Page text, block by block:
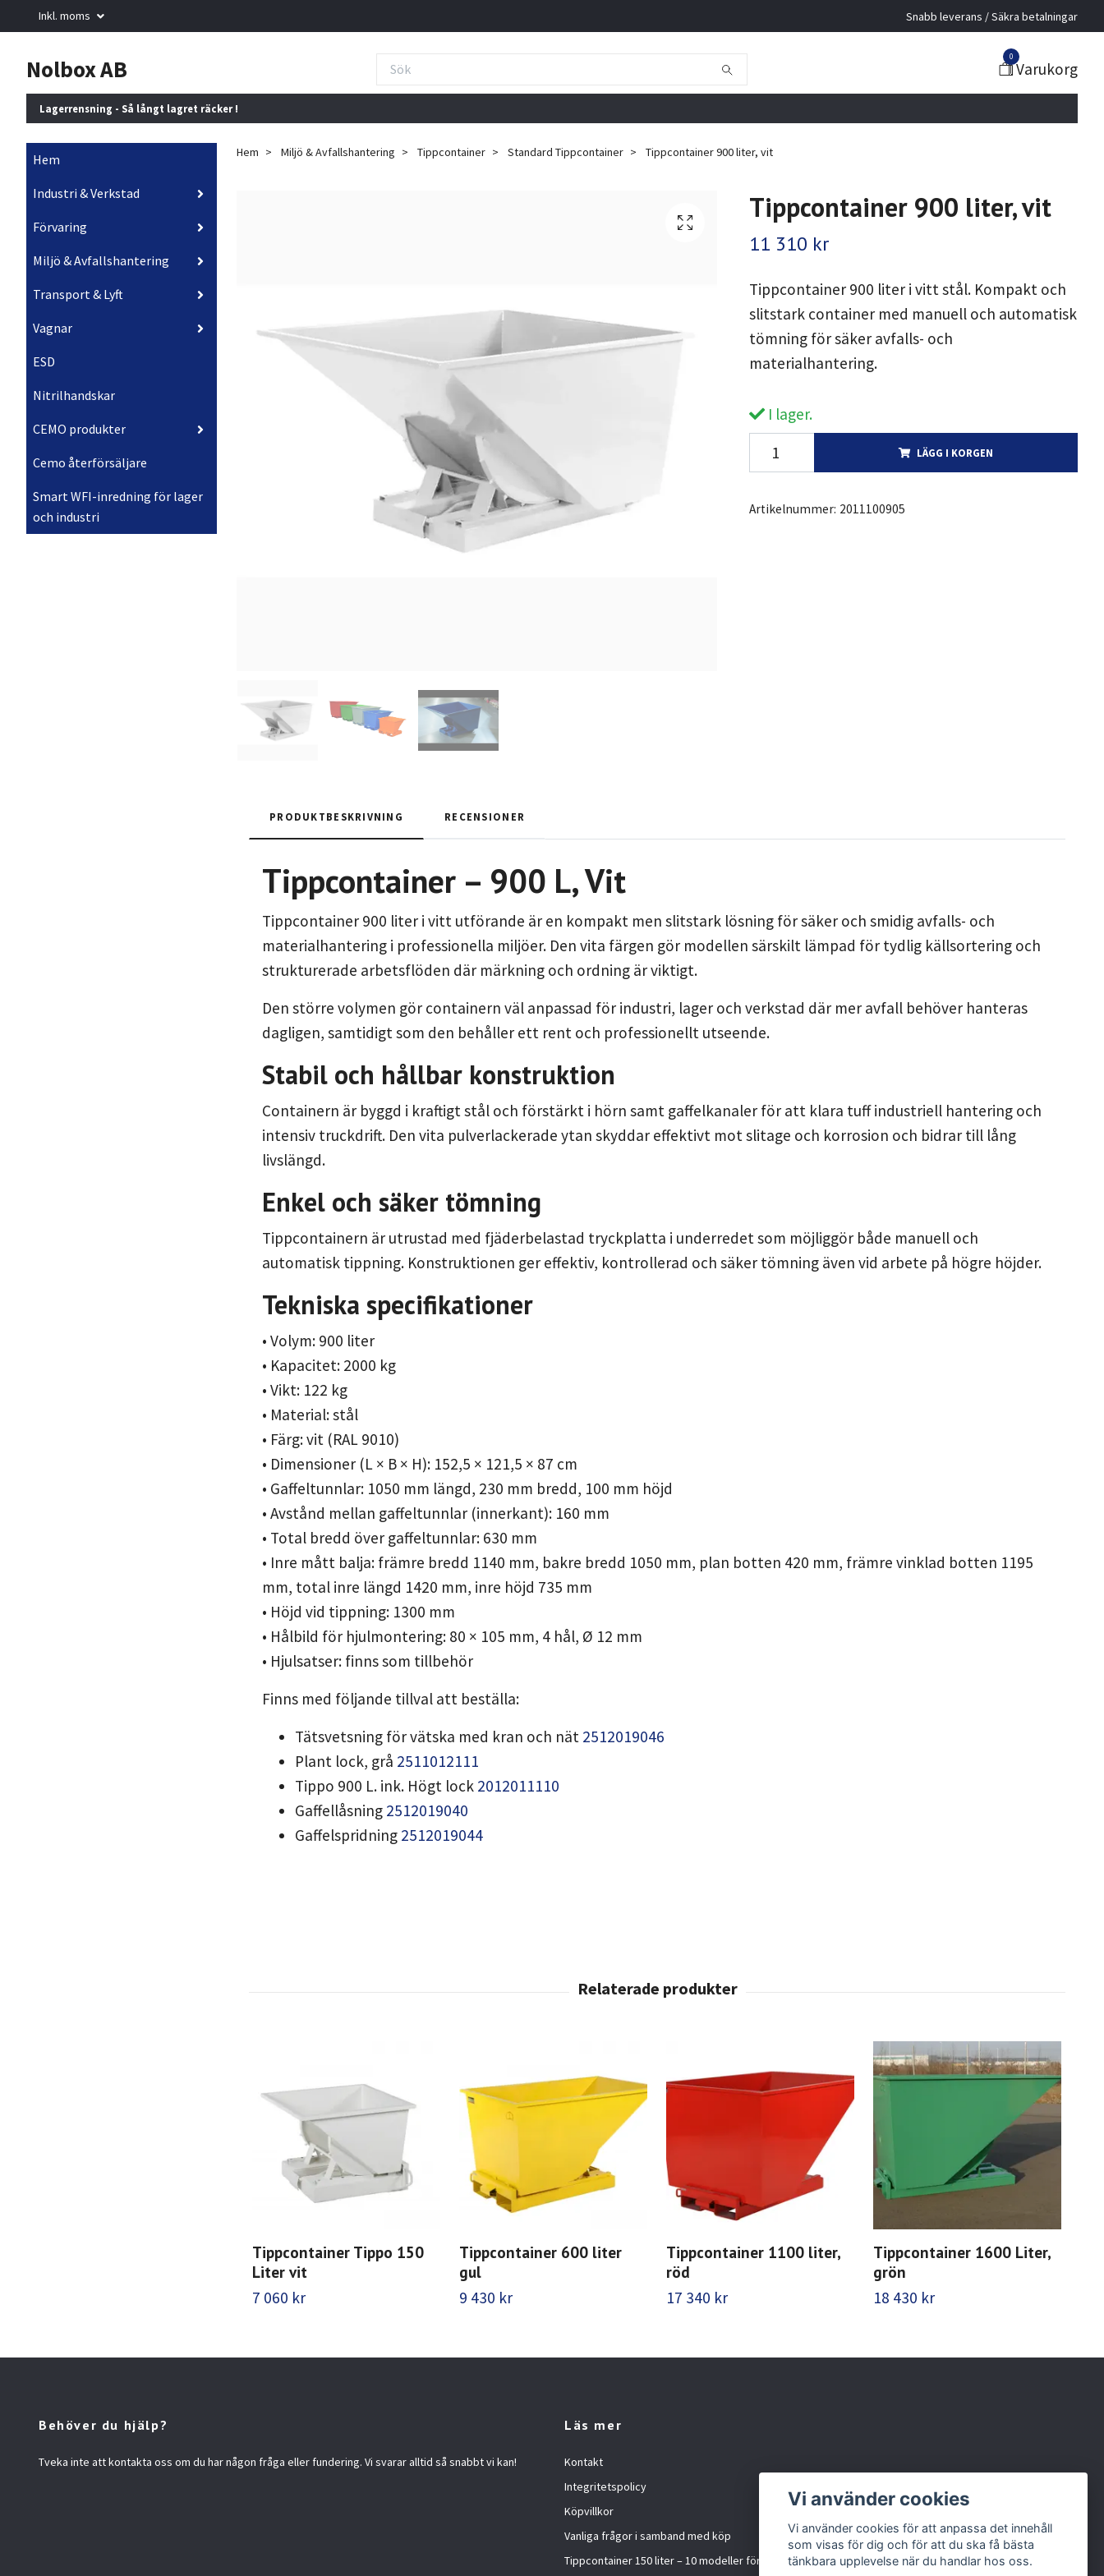
Inkl. moms Snabb leverans / Säkra betalningar
Nolbox AB 0
Varukorg
Lagerrensning - Så långt lagret räcker !
Hem
Industri & Verkstad
Förvaring
Miljö & Avfallshantering
Transport & Lyft
Vagnar
ESD
Nitrilhandskar
CEMO produkter
Cemo återförsäljare
Smart WFI-inredning för lager
och industri
Hem Miljö & Avfallshantering Tippcontainer Standard Tippcontainer Tippcontainer 900 liter, vit
Tippcontainer 900 liter, vit
11 310 kr
Tippcontainer 900 liter i vitt stål. Kompakt och
slitstark container med manuell och automatisk
tömning för säker avfalls- och
materialhantering.
I lager.
LÄGG I KORGEN
Artikelnummer: 2011100905
PRODUKTBESKRIVNING RECENSIONER
Tippcontainer – 900 L, Vit
Tippcontainer 900 liter i vitt utförande är en kompakt men slitstark lösning för säker och smidig avfalls- och
materialhantering i professionella miljöer. Den vita färgen gör modellen särskilt lämpad för tydlig källsortering och
strukturerade arbetsflöden där märkning och ordning är viktigt.
Den större volymen gör containern väl anpassad för industri, lager och verkstad där mer avfall behöver hanteras
dagligen, samtidigt som den behåller ett rent och professionellt utseende.
Stabil och hållbar konstruktion
Containern är byggd i kraftigt stål och förstärkt i hörn samt gaffelkanaler för att klara tuff industriell hantering och
intensiv truckdrift. Den vita pulverlackerade ytan skyddar effektivt mot slitage och korrosion och bidrar till lång
livslängd.
Enkel och säker tömning
Tippcontainern är utrustad med fjäderbelastad tryckplatta i underredet som möjliggör både manuell och
automatisk tippning. Konstruktionen ger effektiv, kontrollerad och säker tömning även vid arbete på högre höjder.
Tekniska specifikationer
• Volym: 900 liter
• Kapacitet: 2000 kg
• Vikt: 122 kg
• Material: stål
• Färg: vit (RAL 9010)
• Dimensioner (L × B × H): 152,5 × 121,5 × 87 cm
• Gaffeltunnlar: 1050 mm längd, 230 mm bredd, 100 mm höjd
• Avstånd mellan gaffeltunnlar (innerkant): 160 mm
• Total bredd över gaffeltunnlar: 630 mm
• Inre mått balja: främre bredd 1140 mm, bakre bredd 1050 mm, plan botten 420 mm, främre vinklad botten 1195
mm, total inre längd 1420 mm, inre höjd 735 mm
• Höjd vid tippning: 1300 mm
• Hålbild för hjulmontering: 80 × 105 mm, 4 hål, Ø 12 mm
• Hjulsatser: finns som tillbehör
Finns med följande tillval att beställa:
Tätsvetsning för vätska med kran och nät 2512019046
Plant lock, grå 2511012111
Tippo 900 L. ink. Högt lock 2012011110
Gaffellåsning 2512019040
Gaffelspridning 2512019044
Tippcontainer Tippo 150
Liter vit
7 060 kr
Tippcontainer 600 liter
gul
9 430 kr
Tippcontainer 1100 liter,
röd
17 340 kr
Tippcontainer 1600 Liter,
grön
18 430 kr
Behöver du hjälp?
Tveka inte att kontakta oss om du har någon fråga eller fundering. Vi svarar alltid så snabbt vi kan!
Läs mer
Kontakt
Integritetspolicy
Köpvillkor
Vanliga frågor i samband med köp
Tippcontainer 150 liter – 10 modeller för källsortering
Vi använder cookies
Vi använder cookies för att anpassa det innehåll
som visas för dig och för att du ska få bästa
tänkbara upplevelse när du handlar hos oss.